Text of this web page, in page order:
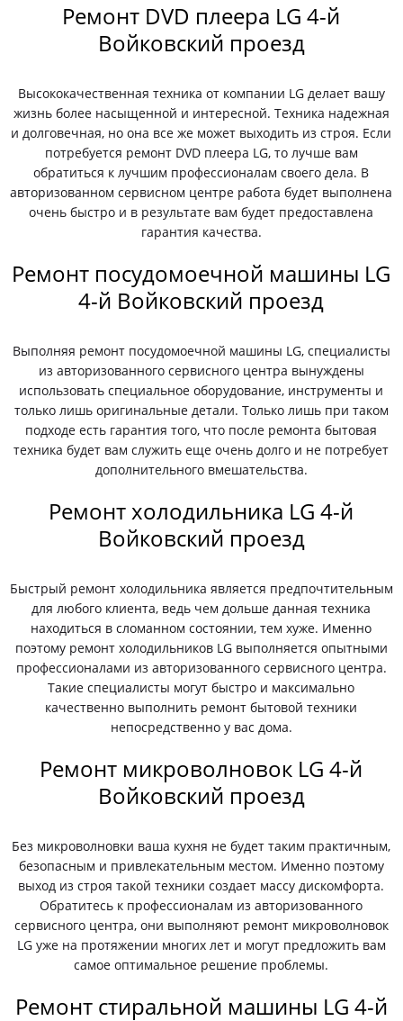
Ремонт DVD плеера LG 4-й
Войковский проезд
Высококачественная техника от компании LG делает вашу
жизнь более насыщенной и интересной. Техника надежная
и долговечная, но она все же может выходить из строя. Если
потребуется ремонт DVD плеера LG, то лучше вам
обратиться к лучшим профессионалам своего дела. В
авторизованном сервисном центре работа будет выполнена
очень быстро и в результате вам будет предоставлена
гарантия качества.
Ремонт посудомоечной машины LG
4-й Войковский проезд
Выполняя ремонт посудомоечной машины LG, специалисты
из авторизованного сервисного центра вынуждены
использовать специальное оборудование, инструменты и
только лишь оригинальные детали. Только лишь при таком
подходе есть гарантия того, что после ремонта бытовая
техника будет вам служить еще очень долго и не потребует
дополнительного вмешательства.
Ремонт холодильника LG 4-й
Войковский проезд
Быстрый ремонт холодильника является предпочтительным
для любого клиента, ведь чем дольше данная техника
находиться в сломанном состоянии, тем хуже. Именно
поэтому ремонт холодильников LG выполняется опытными
профессионалами из авторизованного сервисного центра.
Такие специалисты могут быстро и максимально
качественно выполнить ремонт бытовой техники
непосредственно у вас дома.
Ремонт микроволновок LG 4-й
Войковский проезд
Без микроволновки ваша кухня не будет таким практичным,
безопасным и привлекательным местом. Именно поэтому
выход из строя такой техники создает массу дискомфорта.
Обратитесь к профессионалам из авторизованного
сервисного центра, они выполняют ремонт микроволновок
LG уже на протяжении многих лет и могут предложить вам
самое оптимальное решение проблемы.
Ремонт стиральной машины LG 4-й